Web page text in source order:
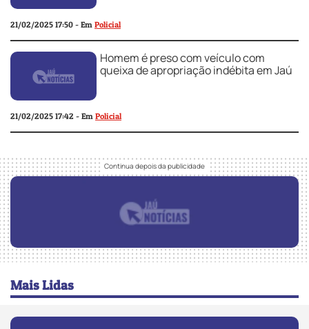
21/02/2025 17:50 - Em Policial
Homem é preso com veículo com
queixa de apropriação indébita em Jaú
21/02/2025 17:42 - Em Policial
Mais Lidas